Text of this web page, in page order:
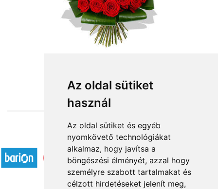
Az oldal sütiket
használ
Az oldal sütiket és egyéb
nyomkövető technológiákat
alkalmaz, hogy javítsa a
böngészési élményét, azzal hogy
személyre szabott tartalmakat és
célzott hirdetéseket jelenít meg,
Accepted payment methods